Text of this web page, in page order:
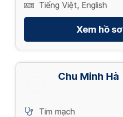
Tiếng Việt, English
Xem hồ sơ
Chu Minh Hà
Tim mạch